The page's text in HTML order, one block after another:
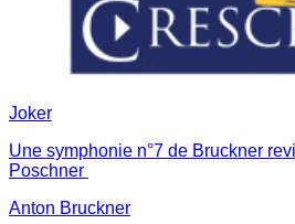
Joker
Une symphonie n°7 de Bruckner
Poschner
Anton Bruckner